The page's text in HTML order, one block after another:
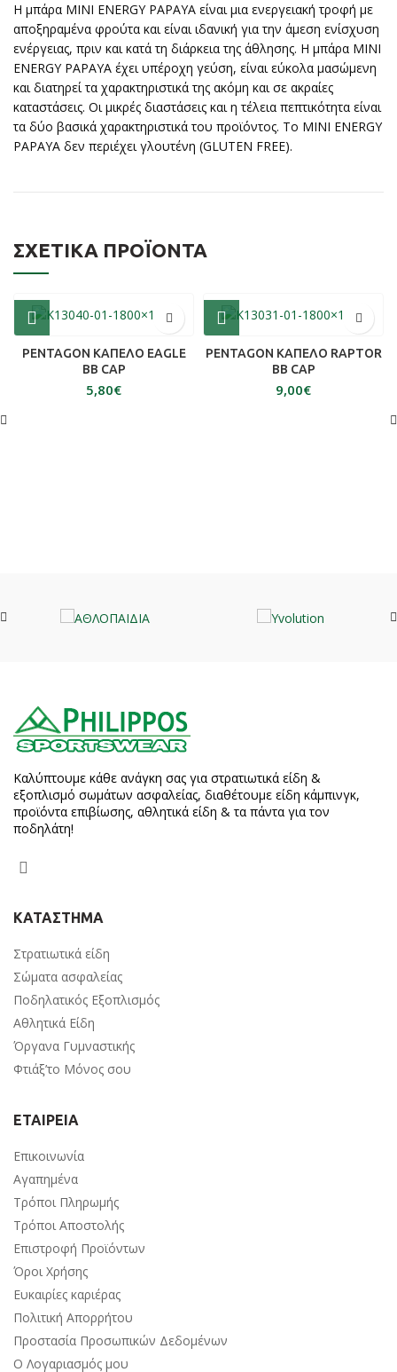
Η μπάρα MINI ENERGY PAPAYA είναι μια ενεργειακή τροφή με
αποξηραμένα φρούτα και είναι ιδανική για την άμεση ενίσχυση
ενέργειας, πριν και κατά τη διάρκεια της άθλησης. Η μπάρα MINI
ENERGY PAPAYA έχει υπέροχη γεύση, είναι εύκολα μασώμενη
και διατηρεί τα χαρακτηριστικά της ακόμη και σε ακραίες
καταστάσεις. Οι μικρές διαστάσεις και η τέλεια πεπτικότητα είναι
τα δύο βασικά χαρακτηριστικά του προϊόντος. Το MINI ENERGY
PAPAYA δεν περιέχει γλουτένη (GLUTEN FREE).
ΣΧΕΤΙΚΆ ΠΡΟΪΌΝΤΑ
PENTAGON ΚΑΠΕΛΟ EAGLE
BB CAP
€
PENTAGON ΚΑΠΕΛΟ RAPTOR
BB CAP
€
Καλύπτουμε κάθε ανάγκη σας για στρατιωτικά είδη &
εξοπλισμό σωμάτων ασφαλείας, διαθέτουμε είδη κάμπινγκ,
προϊόντα επιβίωσης, αθλητικά είδη & τα πάντα για τον
ποδηλάτη!
ΚΑΤΑΣΤΗΜΑ
Στρατιωτικά είδη
Σώματα ασφαλείας
Ποδηλατικός Εξοπλισμός
Αθλητικά Είδη
Όργανα Γυμναστικής
Φτιάξ’το Μόνος σου
ΕΤΑΙΡΕΙΑ
Επικοινωνία
Αγαπημένα
Τρόποι Πληρωμής
Τρόποι Αποστολής
Επιστροφή Προϊόντων
Όροι Χρήσης
Ευκαιρίες καριέρας
Πολιτική Απορρήτου
Προστασία Προσωπικών Δεδομένων
Ο Λογαριασμός μου